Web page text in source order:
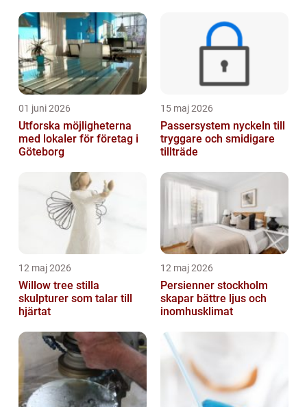
01 juni 2026
Utforska möjligheterna
med lokaler för företag i
Göteborg
15 maj 2026
Passersystem nyckeln till
tryggare och smidigare
tillträde
12 maj 2026
Willow tree stilla
skulpturer som talar till
hjärtat
12 maj 2026
Persienner stockholm
skapar bättre ljus och
inomhusklimat